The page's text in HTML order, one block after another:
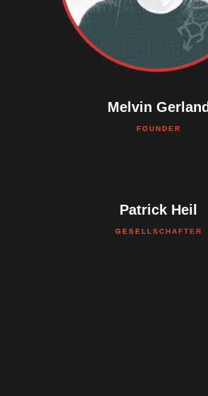
Melvin Gerland
FOUNDER
Patrick Heil
GESELLSCHAFTER